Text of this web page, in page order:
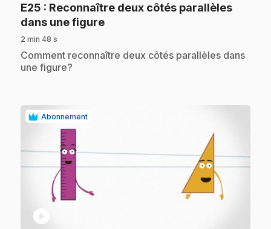
E25 : Reconnaître deux côtés parallèles
dans une figure.
2 min 48 s
.Comment reconnaître deux côtés parallèles dans
une figure?
Abonnement
play_circle